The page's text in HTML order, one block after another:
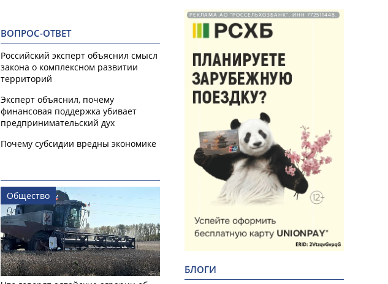
ВОПРОС-ОТВЕТ
Российский эксперт объяснил смысл
закона о комплексном развитии
территорий
Эксперт объяснил, почему
финансовая поддержка убивает
предпринимательский дух
Почему субсидии вредны экономике
Общество
РЕКЛАМА АО "РОССЕЛЬХОЗБАНК". ИНН 772511448.
БЛОГИ